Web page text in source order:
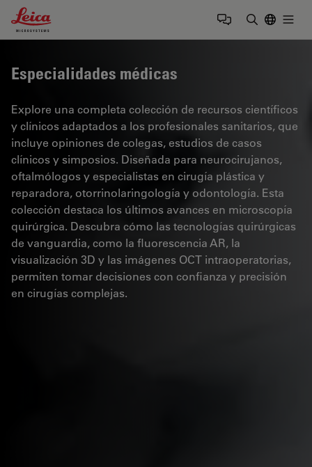
Leica Microsystems Logo
Especialidades médicas
Explore una completa colección de recursos científicos
y clínicos adaptados a los profesionales sanitarios, que
incluye opiniones de colegas, estudios de casos
clínicos y simposios. Diseñada para neurocirujanos,
oftalmólogos y especialistas en cirugía plástica y
reparadora, otorrinolaringología y odontología. Esta
colección destaca los últimos avances en microscopía
quirúrgica. Descubra cómo las tecnologías quirúrgicas
de vanguardia, como la fluorescencia AR, la
visualización 3D y las imágenes OCT intraoperatorias,
permiten tomar decisiones con confianza y precisión
en cirugías complejas.